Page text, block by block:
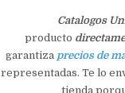
Catalogos
producto
garantiza precios de
representadas. Te lo
tienda